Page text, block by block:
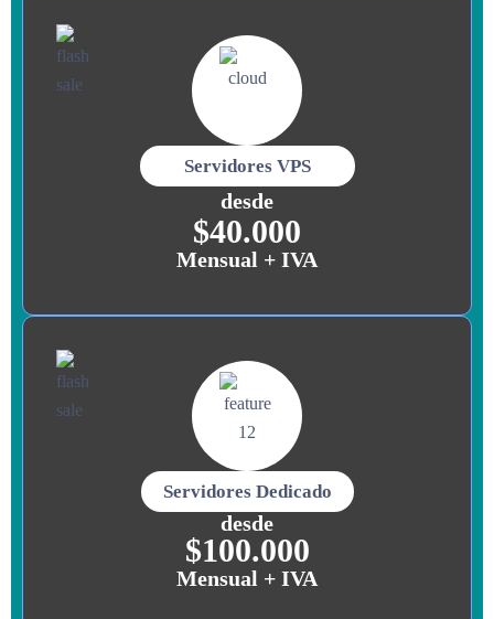
Servidores VPS
desde
$40.000
Mensual + IVA
Servidores Dedicado
desde
$100.000
Mensual + IVA